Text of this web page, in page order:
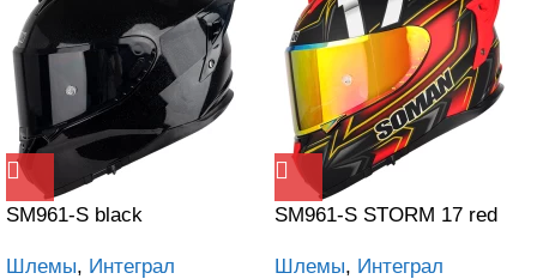
SM961-S black
Шлемы, Интеграл
SM961-S STORM 17 red
Шлемы, Интеграл